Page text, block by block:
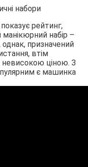
рейтинг,
набір –
однак, призначений
втім
невисокою ціною. З
є машинка